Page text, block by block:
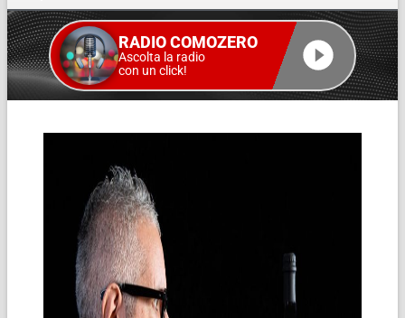
RADIO COMOZERO
Ascolta la radio
con un click!